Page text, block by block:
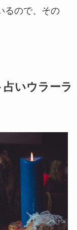
るので、その
いウラーラ